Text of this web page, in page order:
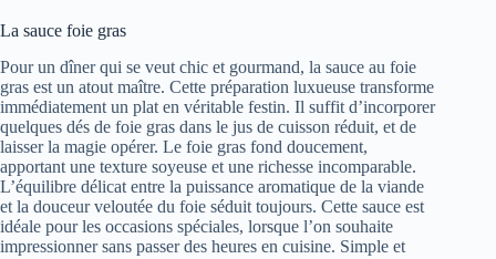
La sauce foie gras
Pour un dîner qui se veut chic et gourmand, la sauce au foie
gras est un atout maître. Cette préparation luxueuse transforme
immédiatement un plat en véritable festin. Il suffit d’incorporer
quelques dés de foie gras dans le jus de cuisson réduit, et de
laisser la magie opérer. Le foie gras fond doucement,
apportant une texture soyeuse et une richesse incomparable.
L’équilibre délicat entre la puissance aromatique de la viande
et la douceur veloutée du foie séduit toujours. Cette sauce est
idéale pour les occasions spéciales, lorsque l’on souhaite
impressionner sans passer des heures en cuisine. Simple et